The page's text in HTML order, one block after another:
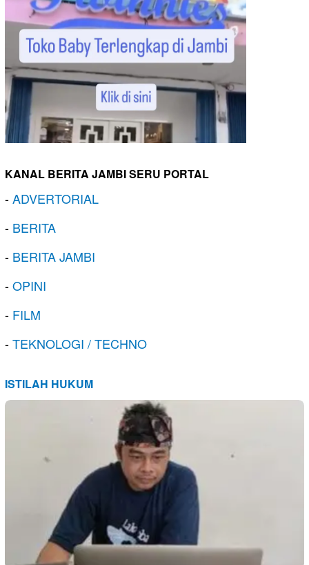
KANAL BERITA JAMBI SERU PORTAL
-ADVERTORIAL
- BERITA
- BERITA JAMBI
-OPINI
- FILM
-TEKNOLOGI / TECHNO
ISTILAH HUKUM